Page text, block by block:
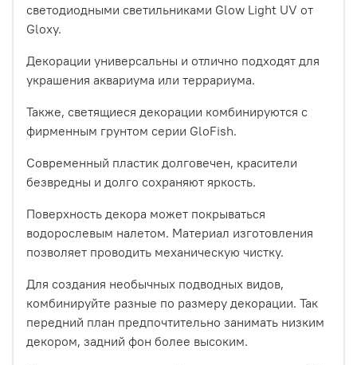
светодиодными светильниками Glow Light UV от
Gloxy.
Декорации универсальны и отлично подходят для
украшения аквариума или террариума.
Также, светящиеся декорации комбинируются с
фирменным грунтом серии GloFish.
Современный пластик долговечен, красители
безвредны и долго сохраняют яркость.
Поверхность декора может покрываться
водорослевым налетом. Материал изготовления
позволяет проводить механическую чистку.
Для создания необычных подводных видов,
комбинируйте разные по размеру декорации. Так
передний план предпочтительно занимать низким
декором, задний фон более высоким.